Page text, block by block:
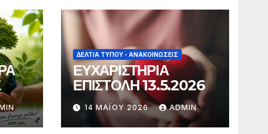
ΔΕΛΤΊΑ ΤΎΠΟΥ - ΑΝΑΚΟΙΝΏΣΕΙΣ
ΕΥΧΑΡΙΣΤΗΡΙΑ
ΕΠΙΣΤΟΛΗ 13.5.2026
14 ΜΑΪ́ΟΥ 2026 ADMIN